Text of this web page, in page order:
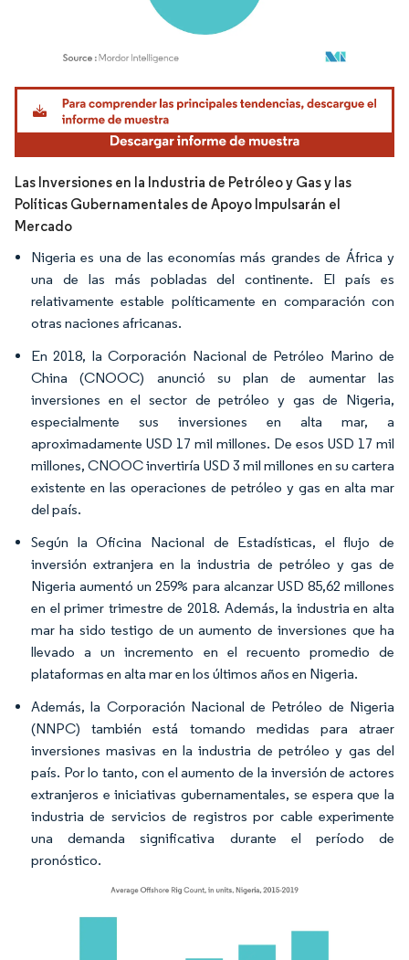
Imagen © Mordor Intelligence. El uso requiere atribución según CC BY 4.0.
Las Inversiones en la Industria de Petróleo y Gas y las
Políticas Gubernamentales de Apoyo Impulsarán el
Mercado
Nigeria es una de las economías más grandes de África y
una de las más pobladas del continente. El país es
relativamente estable políticamente en comparación con
otras naciones africanas.
En 2018, la Corporación Nacional de Petróleo Marino de
China (CNOOC) anunció su plan de aumentar las
inversiones en el sector de petróleo y gas de Nigeria,
especialmente sus inversiones en alta mar, a
aproximadamente USD 17 mil millones. De esos USD 17 mil
millones, CNOOC invertiría USD 3 mil millones en su cartera
existente en las operaciones de petróleo y gas en alta mar
del país.
Según la Oficina Nacional de Estadísticas, el flujo de
inversión extranjera en la industria de petróleo y gas de
Nigeria aumentó un 259% para alcanzar USD 85,62 millones
en el primer trimestre de 2018. Además, la industria en alta
mar ha sido testigo de un aumento de inversiones que ha
llevado a un incremento en el recuento promedio de
plataformas en alta mar en los últimos años en Nigeria.
Además, la Corporación Nacional de Petróleo de Nigeria
(NNPC) también está tomando medidas para atraer
inversiones masivas en la industria de petróleo y gas del
país. Por lo tanto, con el aumento de la inversión de actores
extranjeros e iniciativas gubernamentales, se espera que la
industria de servicios de registros por cable experimente
una demanda significativa durante el período de
pronóstico.